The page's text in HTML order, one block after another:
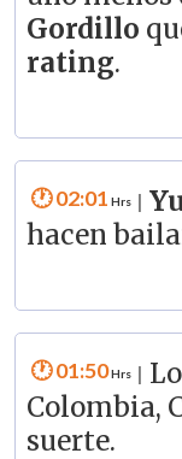
Gordillo
rating.
02:01
hacen
01:50
Colombia,
suerte.